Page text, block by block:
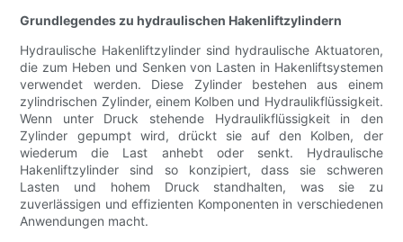
Grundlegendes zu hydraulischen Hakenliftzylindern
Hydraulische Hakenliftzylinder sind hydraulische Aktuatoren,
die zum Heben und Senken von Lasten in Hakenliftsystemen
verwendet werden. Diese Zylinder bestehen aus einem
zylindrischen Zylinder, einem Kolben und Hydraulikflüssigkeit.
Wenn unter Druck stehende Hydraulikflüssigkeit in den
Zylinder gepumpt wird, drückt sie auf den Kolben, der
wiederum die Last anhebt oder senkt. Hydraulische
Hakenliftzylinder sind so konzipiert, dass sie schweren
Lasten und hohem Druck standhalten, was sie zu
zuverlässigen und effizienten Komponenten in verschiedenen
Anwendungen macht.